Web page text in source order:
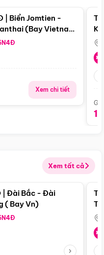
| Biển Jomtien -
(Bay Vietnam
Xem chi tiết
Xem tất cả
Điểm nổi bật
| Đài Bắc - Đài
( Bay Vn)